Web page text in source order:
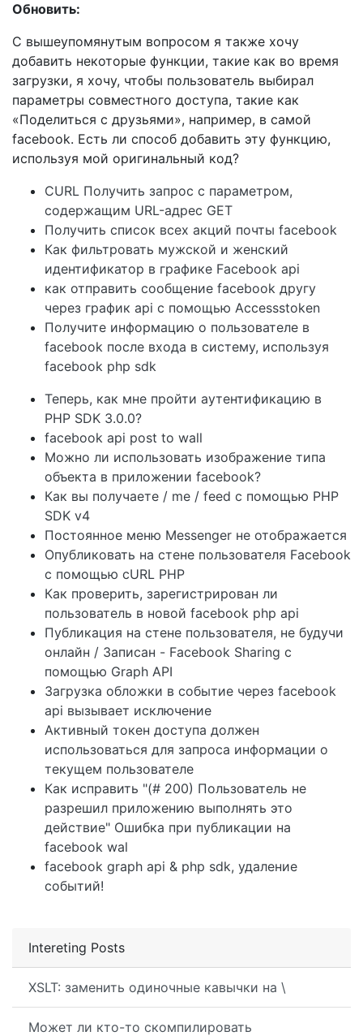
Intereting Posts
XSLT: заменить одиночные кавычки на \
Может ли кто-то скомпилировать
Обновить:
С вышеупомянутым вопросом я также хочу
добавить некоторые функции, такие как во время
загрузки, я хочу, чтобы пользователь выбирал
параметры совместного доступа, такие как
«Поделиться с друзьями», например, в самой
facebook. Есть ли способ добавить эту функцию,
используя мой оригинальный код?
CURL Получить запрос с параметром,
содержащим URL-адрес GET
Получить список всех акций почты facebook
Как фильтровать мужской и женский
идентификатор в графике Facebook api
как отправить сообщение facebook другу
через график api с помощью Accessstoken
Получите информацию о пользователе в
facebook после входа в систему, используя
facebook php sdk
Теперь, как мне пройти аутентификацию в
PHP SDK 3.0.0?
facebook api post to wall
Можно ли использовать изображение типа
объекта в приложении facebook?
Как вы получаете / me / feed с помощью PHP
SDK v4
Постоянное меню Messenger не отображается
Опубликовать на стене пользователя Facebook
с помощью cURL PHP
Как проверить, зарегистрирован ли
пользователь в новой facebook php api
Публикация на стене пользователя, не будучи
онлайн / Записан - Facebook Sharing с
помощью Graph API
Загрузка обложки в событие через facebook
api вызывает исключение
Активный токен доступа должен
использоваться для запроса информации о
текущем пользователе
Как исправить "(# 200) Пользователь не
разрешил приложению выполнять это
действие" Ошибка при публикации на
facebook wal
facebook graph api & php sdk, удаление
событий!